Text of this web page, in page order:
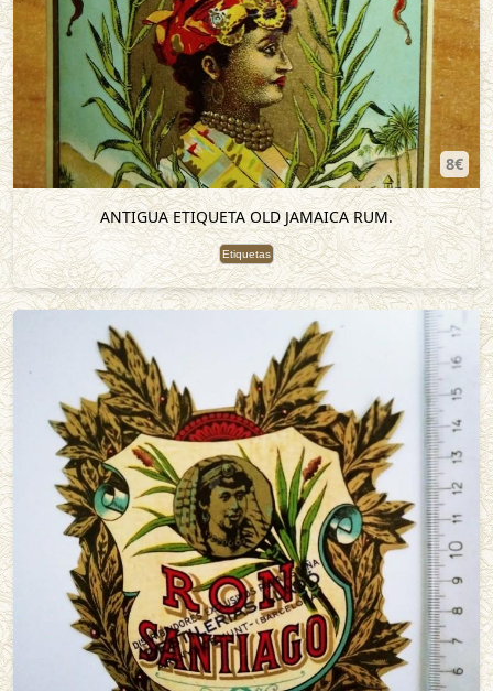
8€
ANTIGUA ETIQUETA OLD JAMAICA RUM.
Etiquetas